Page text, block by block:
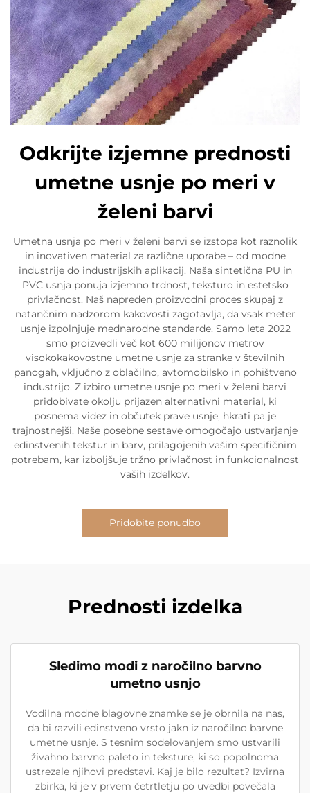
Odkrijte izjemne prednosti
umetne usnje po meri v
želeni barvi
Umetna usnja po meri v želeni barvi se izstopa kot raznolik
in inovativen material za različne uporabe – od modne
industrije do industrijskih aplikacij. Naša sintetična PU in
PVC usnja ponuja izjemno trdnost, teksturo in estetsko
privlačnost. Naš napreden proizvodni proces skupaj z
natančnim nadzorom kakovosti zagotavlja, da vsak meter
usnje izpolnjuje mednarodne standarde. Samo leta 2022
smo proizvedli več kot 600 milijonov metrov
visokokakovostne umetne usnje za stranke v številnih
panogah, vključno z oblačilno, avtomobilsko in pohištveno
industrijo. Z izbiro umetne usnje po meri v želeni barvi
pridobivate okolju prijazen alternativni material, ki
posnema videz in občutek prave usnje, hkrati pa je
trajnostnejši. Naše posebne sestave omogočajo ustvarjanje
edinstvenih tekstur in barv, prilagojenih vašim specifičnim
potrebam, kar izboljšuje tržno privlačnost in funkcionalnost
vaših izdelkov.
Pridobite ponudbo
Prednosti izdelka
Sledimo modi z naročilno barvno
umetno usnjo
Vodilna modne blagovne znamke se je obrnila na nas,
da bi razvili edinstveno vrsto jakn iz naročilno barvne
umetne usnje. S tesnim sodelovanjem smo ustvarili
živahno barvno paleto in teksture, ki so popolnoma
ustrezale njihovi predstavi. Kaj je bilo rezultat? Izvirna
zbirka, ki je v prvem četrtletju po uvedbi povečala